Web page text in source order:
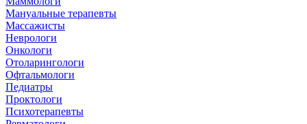
Мануальные терапевты
Массажисты
Неврологи
Онкологи
Отоларингологи
Офтальмологи
Педиатры
Проктологи
Психотерапевты